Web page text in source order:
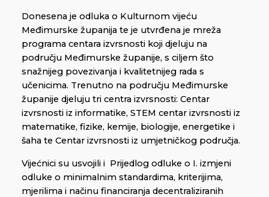
Donesena je odluka o Kulturnom vijeću
Međimurske županija te je utvrđena je mreža
programa centara izvrsnosti koji djeluju na
području Međimurske županije, s ciljem što
snažnijeg povezivanja i kvalitetnijeg rada s
učenicima. Trenutno na području Međimurske
županije djeluju tri centra izvrsnosti: Centar
izvrsnosti iz informatike, STEM centar izvrsnosti iz
matematike, fizike, kemije, biologije, energetike i
šaha te Centar izvrsnosti iz umjetničkog područja.
Vijećnici su usvojili i Prijedlog odluke o I. izmjeni
odluke o minimalnim standardima, kriterijima,
mjerilima i načinu financiranja decentraliziranih